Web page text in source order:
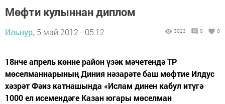
Мөфти кулыннан диплом
Ильнур, 5 май 2012 - 05:12 3023 0 0
18нче апрель көнне район үзәк мәчетендә ТР
мөселманнарының Диния нәзарәте баш мөфтие Илдус
хәзрәт Фәиз катнашында «Ислам динен кабул итүгә
1000 ел исемендәге Казан югары мөселман